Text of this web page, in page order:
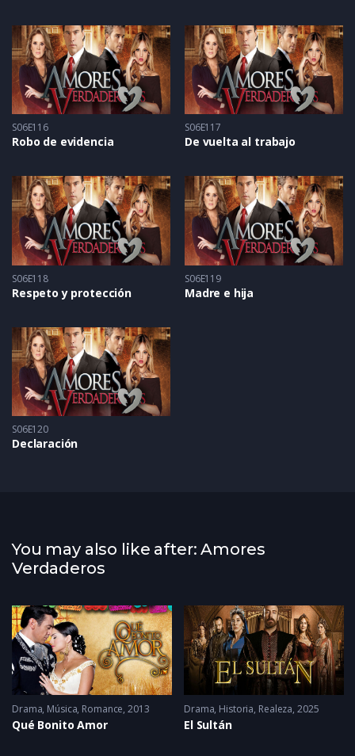
S06E116
Robo de evidencia
S06E117
De vuelta al trabajo
S06E118
Respeto y protección
S06E119
Madre e hija
S06E120
Declaración
You may also like after: Amores
Verdaderos
Drama, Música, Romance 2013
Qué Bonito Amor
Drama, Historia, Realeza 2025
El Sultán